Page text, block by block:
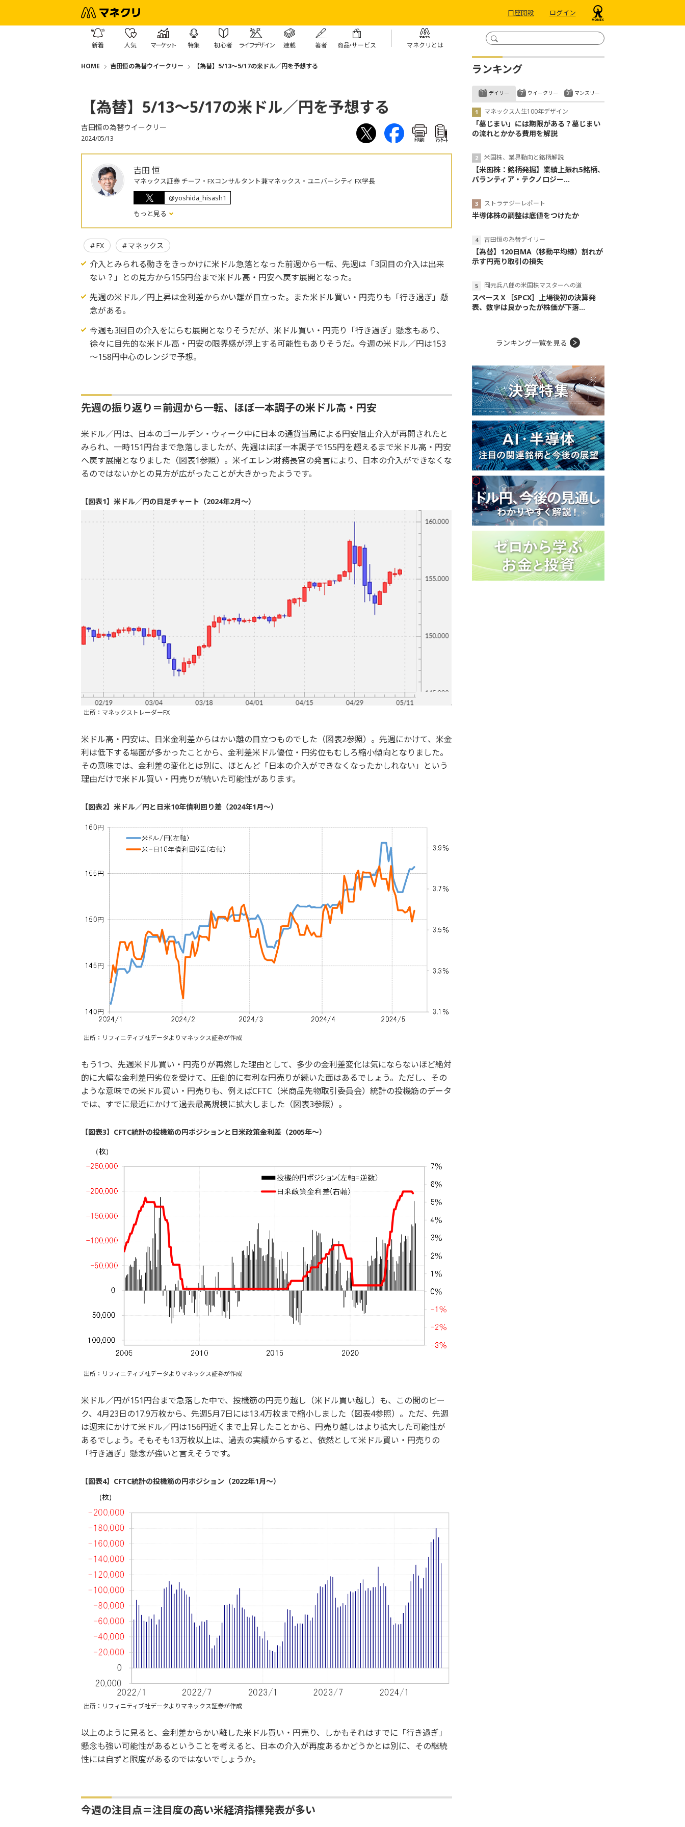
口座開設 ログイン
新着 人気 マーケット 特集 初心者 ライフデザイン 連載 著者 商品・サービス マネクリとは
HOME 吉田恒の為替ウイークリー 【為替】5/13～5/17の米ドル／円を予想する
【為替】5/13～5/17の米ドル／円を予想する
吉田恒の為替ウイークリー
2024/05/13 印刷 ｱﾝｹｰﾄ
吉田 恒
マネックス証券 チーフ・FXコンサルタント兼マネックス・ユニバーシティ FX学長
@yoshida_hisash1
もっと見る
FX マネックス
介入とみられる動きをきっかけに米ドル急落となった前週から一転、先週は「3回目の介入は出来
ない？」との見方から155円台まで米ドル高・円安へ戻す展開となった。
先週の米ドル／円上昇は金利差からかい離が目立った。また米ドル買い・円売りも「行き過ぎ」懸
念がある。
今週も3回目の介入をにらむ展開となりそうだが、米ドル買い・円売り「行き過ぎ」懸念もあり、
徐々に目先的な米ドル高・円安の限界感が浮上する可能性もありそうだ。今週の米ドル／円は153
～158円中心のレンジで予想。
先週の振り返り＝前週から一転、ほぼ一本調子の米ドル高・円安
米ドル／円は、日本のゴールデン・ウィーク中に日本の通貨当局による円安阻止介入が再開されたと
みられ、一時151円台まで急落しましたが、先週はほぼ一本調子で155円を超えるまで米ドル高・円安
へ戻す展開となりました（図表1参照）。米イエレン財務長官の発言により、日本の介入ができなくな
るのではないかとの見方が広がったことが大きかったようです。
【図表1】米ドル／円の日足チャート（2024年2月～）
出所：マネックストレーダーFX
米ドル高・円安は、日米金利差からはかい離の目立つものでした（図表2参照）。先週にかけて、米金
利は低下する場面が多かったことから、金利差米ドル優位・円劣位もむしろ縮小傾向となりました。
その意味では、金利差の変化とは別に、ほとんど「日本の介入ができなくなったかしれない」という
理由だけで米ドル買い・円売りが続いた可能性があります。
【図表2】米ドル／円と日米10年債利回り差（2024年1月～）
出所：リフィニティブ社データよりマネックス証券が作成
もう1つ、先週米ドル買い・円売りが再燃した理由として、多少の金利差変化は気にならないほど絶対
的に大幅な金利差円劣位を受けて、圧倒的に有利な円売りが続いた面はあるでしょう。ただし、その
ような意味での米ドル買い・円売りも、例えばCFTC（米商品先物取引委員会）統計の投機筋のデータ
では、すでに最近にかけて過去最高規模に拡大しました（図表3参照）。
【図表3】CFTC統計の投機筋の円ポジションと日米政策金利差（2005年～）
出所：リフィニティブ社データよりマネックス証券が作成
米ドル／円が151円台まで急落した中で、投機筋の円売り越し（米ドル買い越し）も、この間のピー
ク、4月23日の17.9万枚から、先週5月7日には13.4万枚まで縮小しました（図表4参照）。ただ、先週
は週末にかけて米ドル／円は156円近くまで上昇したことから、円売り越しはより拡大した可能性が
あるでしょう。そもそも13万枚以上は、過去の実績からすると、依然として米ドル買い・円売りの
「行き過ぎ」懸念が強いと言えそうです。
【図表4】CFTC統計の投機筋の円ポジション（2022年1月～）
出所：リフィニティブ社データよりマネックス証券が作成
以上のように見ると、金利差からかい離した米ドル買い・円売り、しかもそれはすでに「行き過ぎ」
懸念も強い可能性があるということを考えると、日本の介入が再度あるかどうかとは別に、その継続
性には自ずと限度があるのではないでしょうか。
今週の注目点＝注目度の高い米経済指標発表が多い
ランキング
デイリー
マネックス人生100年デザイン
「墓じまい」には期限がある？墓じまい
の流れとかかる費用を解説
米国株、業界動向と銘柄解説
【米国株：銘柄発掘】業績上振れ5銘柄、
パランティア・テクノロジー...
ストラテジーレポート
半導体株の調整は底値をつけたか
吉田恒の為替デイリー
【為替】120日MA（移動平均線）割れが
示す円売り取引の損失
岡元兵八郎の米国株マスターへの道
スペースＸ［SPCX］上場後初の決算発
表、数字は良かったが株価が下落...
ウイークリー マンスリー
ランキング一覧を見る